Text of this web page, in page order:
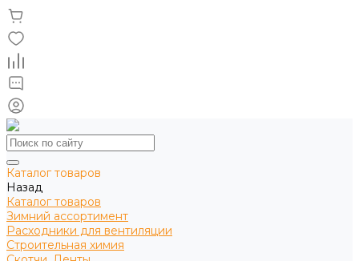
Каталог товаров
Назад
Каталог товаров
Зимний ассортимент
Расходники для вентиляции
Строительная химия